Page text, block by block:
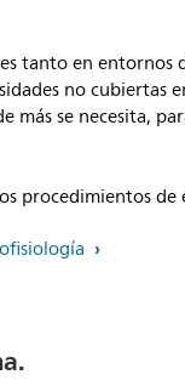
tanto en
no
se necesita,
procedimientos